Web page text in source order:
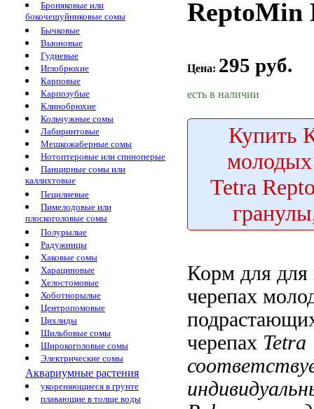
Броняковые или
бокочешуйниковые сомы
Бычковые
Вьюновые
Гудиевые
Иглобрюхие
Карповые
Карпозубые
Клинобрюхие
Кольчужные сомы
Лабиринтовые
Мешкожаберные сомы
Нотоптеровые или спиноперые
Панцирные сомы или
каллихтовые
Пецилиевые
Пимелодовые или
плоскоголовые сомы
Полурылые
Радужницы
Хаковые сомы
Харациновые
Хелостомовые
Хоботнорылые
Центропомовые
Цихлиды
Шильбовые сомы
Широкоголовые сомы
Электрические сомы
Аквариумные растения
укореняющиеся в грунте
плавающие в толще воды
ReptoMin
Цена: 295 руб.
есть в наличии
Купить
молодых
Tetra
Корм для
черепах
черепах Tetra